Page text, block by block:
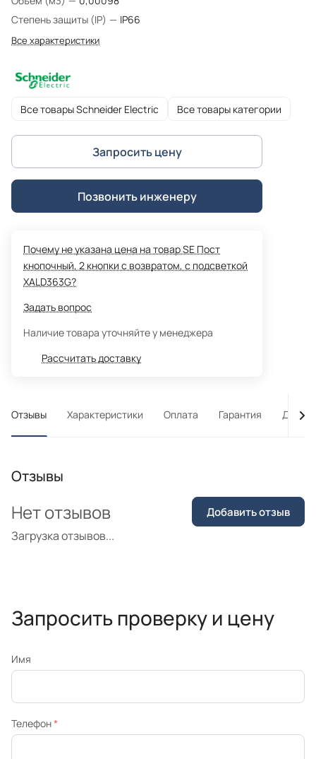
Степень защиты (IP) — IP66
Все характеристики
Все товары Schneider Electric Все товары категории
Запросить цену
Позвонить инженеру
Почему не указана цена на товар SE Пост
кнопочный, 2 кнопки с возвратом, с подсветкой
XALD363G?
Задать вопрос
Наличие товара уточняйте у менеджера
Рассчитать доставку
Отзывы Характеристики Оплата Гарантия
Отзывы
Загрузка отзывов...
Нет отзывов Добавить отзыв
Запросить проверку и цену
Имя
Телефон*